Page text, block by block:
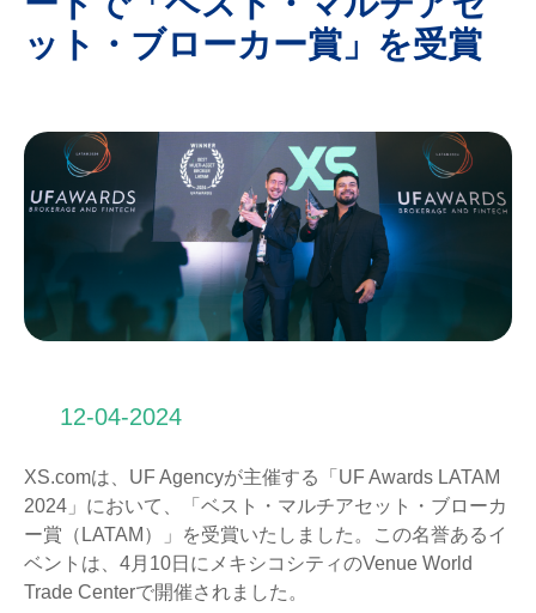
ット・ブローカー賞」を受賞
12-04-2024
XS.comは、UF Agencyが主催する「UF Awards LATAM
2024」において、「ベスト・マルチアセット・ブローカ
ー賞（LATAM）」を受賞いたしました。この名誉あるイ
ベントは、4月10日にメキシコシティのVenue World
Trade Centerで開催されました。